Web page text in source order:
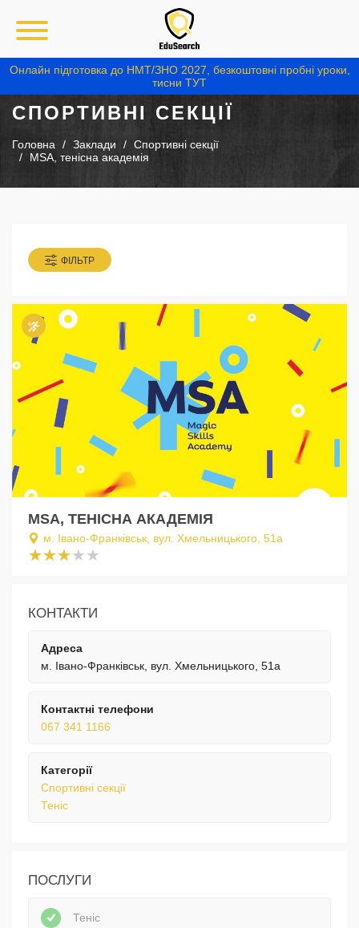
Онлайн підготовка до НМТ/ЗНО 2027, безкоштовні пробні уроки,
тисни ТУТ
СПОРТИВНІ СЕКЦІЇ
Головна Заклади
Спортивні секції
MSA, тенісна академія
ФІЛЬТР
MSA, ТЕНІСНА АКАДЕМІЯ
м. Івано-Франківськ, вул. Хмельницького, 51а
КОНТАКТИ
Адреса
м. Івано-Франківськ, вул. Хмельницького, 51а
Контактні телефони
067 341 1166
Категорії
Спортивні секції
Теніс
ПОСЛУГИ
Теніс